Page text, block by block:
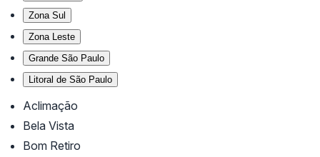
Zona Sul
Zona Leste
Grande São Paulo
Litoral de São Paulo
Aclimação
Bela Vista
Bom Retiro